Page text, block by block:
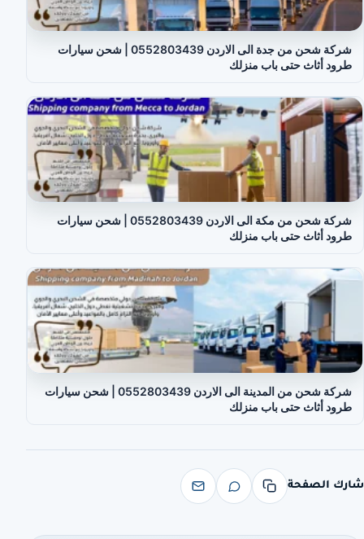
شركة شحن من جدة الى الاردن 0552803439 | شحن سيارات
طرود أثاث حتى باب منزلك
شركة شحن من مكة الى الاردن 0552803439 | شحن سيارات
طرود أثاث حتى باب منزلك
شركة شحن من المدينة الى الاردن 0552803439 | شحن سيارات
طرود أثاث حتى باب منزلك
شارك الصفحة